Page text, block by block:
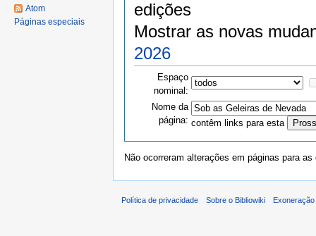
edições
Mostrar as novas
2026
Espaço
nominal:
Nome da
página: contêm links para esta
Não ocorreram alterações em páginas para
Atom
Páginas especiais
Política de privacidade Sobre o Bibliowiki